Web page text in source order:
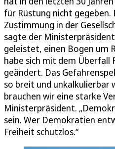
für Rüstung nicht gegeben.
Zustimmung in der
sagte der
geleistet, einen Bogen um
habe sich mit dem Überfall
geändert. Das
so breit und unkalkulierbar
brauchen wir eine starke
Ministerpräsident.
sein. Wer Demokratien
Freiheit schutzlos.“